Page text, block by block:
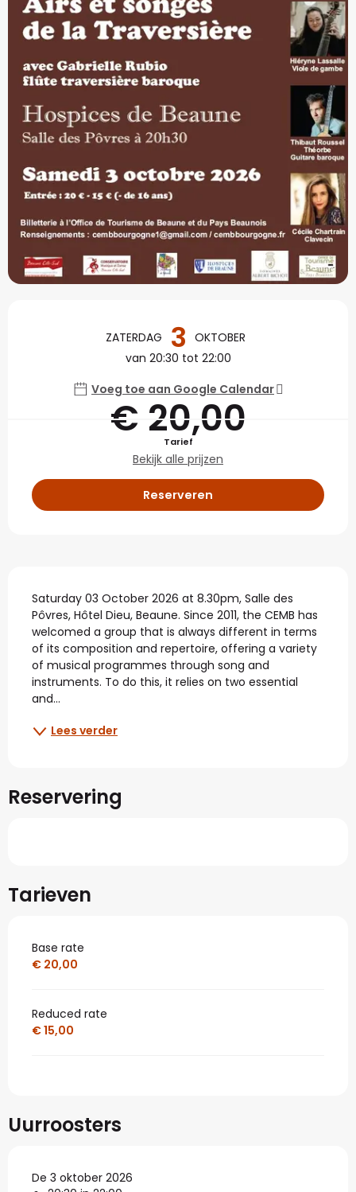
Openingstijden en
ZATERDAG 3 OKTOBER
van 20:30 tot 22:00
Voeg toe aan Google Calendar
€ 20,00
Tarief
Bekijk alle prijzen
Reserveren
Beschrijving
Saturday 03 October 2026 at 8.30pm, Salle des
Pôvres, Hôtel Dieu, Beaune. Since 2011, the CEMB has
welcomed a group that is always different in terms
of its composition and repertoire, offering a variety
of musical programmes through song and
instruments. To do this, it relies on two essential
and...
Lees verder
Reservering
Tarieven
Base rate
€ 20,00
Reduced rate
€ 15,00
Uurroosters
De 3 oktober 2026